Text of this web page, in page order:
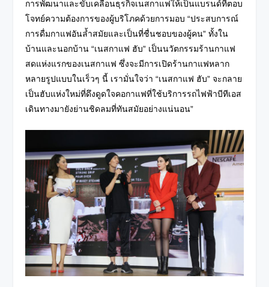
การพัฒนาและขับเคลื่อนธุรกิจเนสกาแฟให้เป็นแบรนด์ที่ตอบ
โจทย์ความต้องการของผู้บริโภคด้วยการมอบ “ประสบการณ์
การดื่มกาแฟอันล้ำสมัยและเป็นที่ชื่นชอบของผู้คน” ทั้งใน
บ้านและนอกบ้าน “เนสกาแฟ ฮับ” เป็นนวัตกรรมร้านกาแฟ
สดแห่งแรกของเนสกาแฟ ซึ่งจะมีการเปิดร้านกาแฟหลาก
หลายรูปแบบในเร็วๆ นี้ เรามั่นใจว่า “เนสกาแฟ ฮับ” จะกลาย
เป็นฮับแห่งใหม่ที่ดึงดูดใจคอกาแฟที่ใช้บริการรถไฟฟ้าบีทีเอส
เดินทางมายังย่านชิดลมที่ทันสมัยอย่างแน่นอน”